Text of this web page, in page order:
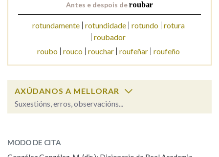
Antes e despois deroubar
rotundamente rotundidade rotundo
rotura
roubador
roubo
rouco rouchar roufeñar roufeño
AXÚDANOS A MELLORAR
Suxestións, erros, observacións...
ESCOLLE UNHA OPCIÓN:
MODO DE CITA